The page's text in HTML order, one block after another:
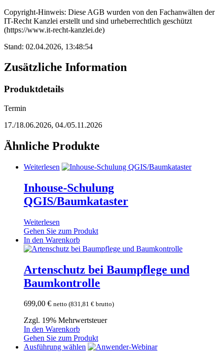
Copyright-Hinweis: Diese AGB wurden von den Fachanwälten der
IT-Recht Kanzlei erstellt und sind urheberrechtlich geschützt
(https://www.it-recht-kanzlei.de)
Stand: 02.04.2026, 13:48:54
Zusätzliche Information
Produktdetails
Termin
17./18.06.2026, 04./05.11.2026
Ähnliche Produkte
Weiterlesen
Inhouse-Schulung
QGIS/Baumkataster
Weiterlesen
Gehen Sie zum Produkt
In den Warenkorb
Artenschutz bei Baumpflege und
Baumkontrolle
699,00 € netto (831,81 € brutto)
Zzgl. 19% Mehrwertsteuer
In den Warenkorb
Gehen Sie zum Produkt
Ausführung wählen Dieses